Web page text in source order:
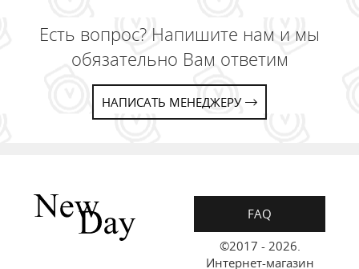
Есть вопрос? Напишите нам и мы
обязательно Вам ответим
НАПИСАТЬ МЕНЕДЖЕРУ
FAQ
©2017 - 2026.
Интернет-магазин